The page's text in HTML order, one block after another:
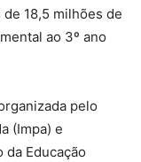
18,5 milhões de
ao 3º ano
pelo
(Impa) e
Educação